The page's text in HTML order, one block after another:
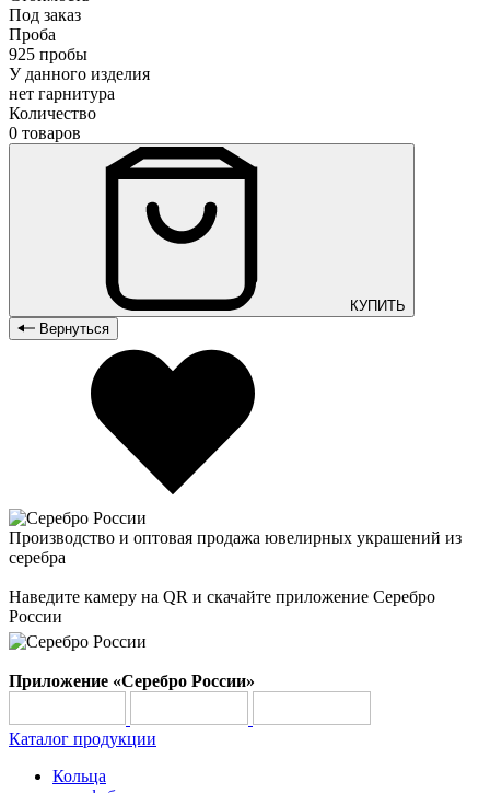
Под заказ
Проба
925 пробы
У данного изделия
нет гарнитура
Количество
0 товаров
КУПИТЬ
Вернуться
Производство и оптовая продажа ювелирных украшений из
серебра
Наведите камеру на QR и скачайте приложение Серебро
России
Приложение «Серебро России»
Каталог продукции
Кольца